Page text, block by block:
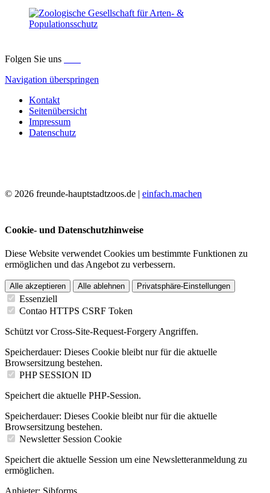
Folgen Sie uns
Navigation überspringen
Kontakt
Seitenübersicht
Impressum
Datenschutz
© 2026 freunde-hauptstadtzoos.de | einfach.machen
Cookie- und Datenschutzhinweise
Diese Website verwendet Cookies um bestimmte Funktionen zu
ermöglichen und das Angebot zu verbessern.
Alle akzeptieren Alle ablehnen Privatsphäre-Einstellungen
Essenziell
Contao HTTPS CSRF Token
Schützt vor Cross-Site-Request-Forgery Angriffen.
Speicherdauer: Dieses Cookie bleibt nur für die aktuelle
Browsersitzung bestehen.
PHP SESSION ID
Speichert die aktuelle PHP-Session.
Speicherdauer: Dieses Cookie bleibt nur für die aktuelle
Browsersitzung bestehen.
Newsletter Session Cookie
Speichert die aktuelle Session um eine Newsletteranmeldung zu
ermöglichen.
Anbieter: Sibforms